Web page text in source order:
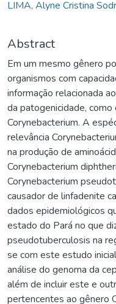
LIMA, Alyne Cristina
Abstract
Em um mesmo gênero
organismos com
informação relacionada
da patogenicidade,
Corynebacterium. A
relevância
na produção de
Corynebacterium
Corynebacterium
causador de linfadenite
dados epidemiológicos
estado do Pará no que
pseudotuberculosis na
se com este estudo
análise do genoma da
além de incluir este e
pertencentes ao gênero